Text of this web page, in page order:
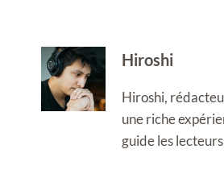
Hiroshi
Hiroshi,
une riche
guide les